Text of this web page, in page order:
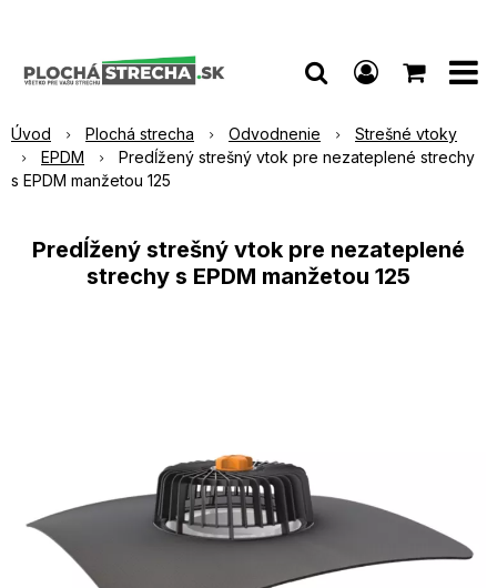
Úvod Plochá strecha Odvodnenie
Strešné vtoky
EPDM
Predĺžený strešný vtok pre nezateplené strechy
s EPDM manžetou 125
Predĺžený strešný vtok pre nezateplené
strechy s EPDM manžetou 125